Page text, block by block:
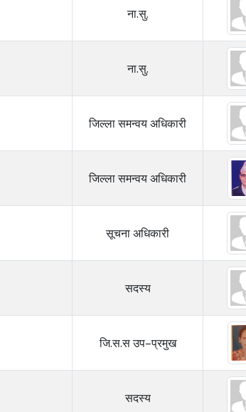
ना.सु.
ना.सु.
जिल्ला समन्वय अधिकारी
जिल्ला समन्वय अधिकारी
सूचना अधिकारी
सदस्य
जि.स.स उप–प्रमुख
सदस्य